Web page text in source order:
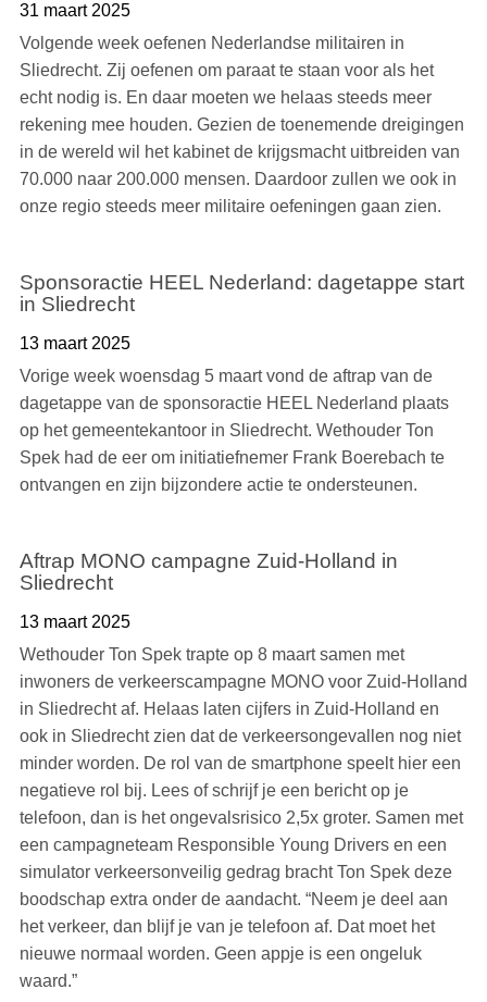
31 maart 2025
Volgende week oefenen Nederlandse militairen in
Sliedrecht. Zij oefenen om paraat te staan voor als het
echt nodig is. En daar moeten we helaas steeds meer
rekening mee houden. Gezien de toenemende dreigingen
in de wereld wil het kabinet de krijgsmacht uitbreiden van
70.000 naar 200.000 mensen. Daardoor zullen we ook in
onze regio steeds meer militaire oefeningen gaan zien.
Sponsoractie HEEL Nederland: dagetappe start
in Sliedrecht
13 maart 2025
Vorige week woensdag 5 maart vond de aftrap van de
dagetappe van de sponsoractie HEEL Nederland plaats
op het gemeentekantoor in Sliedrecht. Wethouder Ton
Spek had de eer om initiatiefnemer Frank Boerebach te
ontvangen en zijn bijzondere actie te ondersteunen.
Aftrap MONO campagne Zuid-Holland in
Sliedrecht
13 maart 2025
Wethouder Ton Spek trapte op 8 maart samen met
inwoners de verkeerscampagne MONO voor Zuid-Holland
in Sliedrecht af. Helaas laten cijfers in Zuid-Holland en
ook in Sliedrecht zien dat de verkeersongevallen nog niet
minder worden. De rol van de smartphone speelt hier een
negatieve rol bij. Lees of schrijf je een bericht op je
telefoon, dan is het ongevalsrisico 2,5x groter. Samen met
een campagneteam Responsible Young Drivers en een
simulator verkeersonveilig gedrag bracht Ton Spek deze
boodschap extra onder de aandacht. “Neem je deel aan
het verkeer, dan blijf je van je telefoon af. Dat moet het
nieuwe normaal worden. Geen appje is een ongeluk
waard.”